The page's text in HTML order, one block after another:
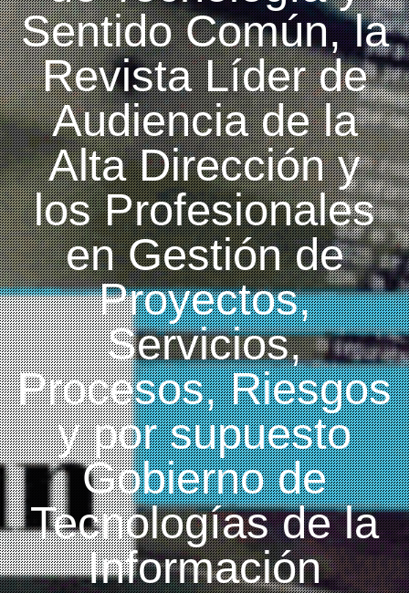
Sentido Común, la
Revista Líder de
Audiencia de la
Alta Dirección y
los Profesionales
en Gestión de
Proyectos,
Servicios,
Procesos, Riesgos
y por supuesto
Gobierno de
Tecnologías de la
Información